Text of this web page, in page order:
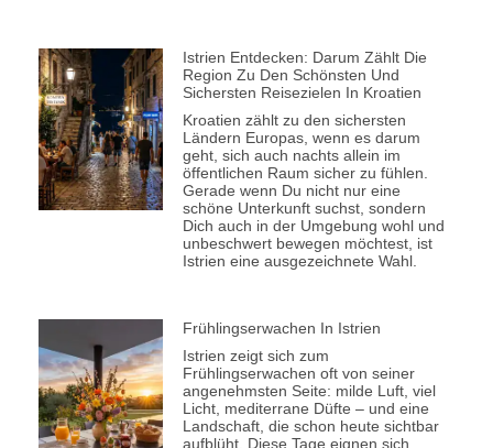
Istrien Entdecken: Darum Zählt Die
Region Zu Den Schönsten Und
Sichersten Reisezielen In Kroatien
Kroatien zählt zu den sichersten
Ländern Europas, wenn es darum
geht, sich auch nachts allein im
öffentlichen Raum sicher zu fühlen.
Gerade wenn Du nicht nur eine
schöne Unterkunft suchst, sondern
Dich auch in der Umgebung wohl und
unbeschwert bewegen möchtest, ist
Istrien eine ausgezeichnete Wahl.
Frühlingserwachen In Istrien
Istrien zeigt sich zum
Frühlingserwachen oft von seiner
angenehmsten Seite: milde Luft, viel
Licht, mediterrane Düfte – und eine
Landschaft, die schon heute sichtbar
aufblüht. Diese Tage eignen sich